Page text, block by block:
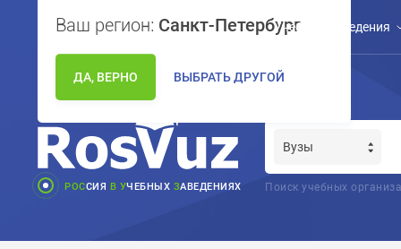
Ваш регион: Санкт-Петербург
ДА, ВЕРНО ВЫБРАТЬ ДРУГОЙ
Учебные заведения
РОССИЯ В УЧЕБНЫХ ЗАВЕДЕНИЯХ Поиск учебных